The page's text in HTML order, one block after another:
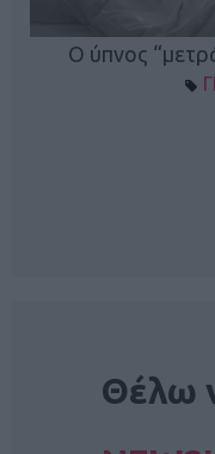
Ο ύπνος
Θέλω